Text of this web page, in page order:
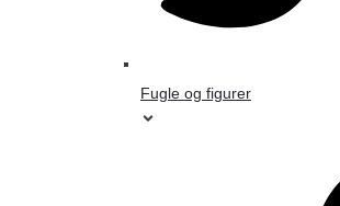
Fugle og figurer